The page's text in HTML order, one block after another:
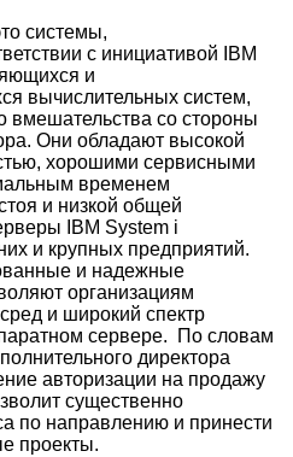
системы,
с инициативой IBM
и
вычислительных систем,
со стороны
Они обладают высокой
хорошими сервисными
временем
и низкой общей
IBM System i
и крупных предприятий.
и надежные
организациям
и широкий спектр
сервере. По словам
директора
авторизации на продажу
существенно
по направлению и принести
проекты.